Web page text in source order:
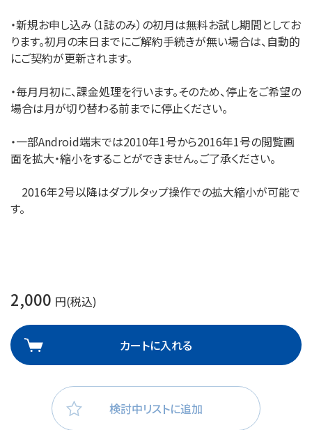
・新規お申し込み（1誌のみ）の初月は無料お試し期間としてお
ります。初月の末日までにご解約手続きが無い場合は、自動的
にご契約が更新されます。
・毎月月初に、課金処理を行います。そのため、停止をご希望の
場合は月が切り替わる前までに停止ください。
・一部Android端末では2010年1号から2016年1号の閲覧画
面を拡大・縮小をすることができません。ご了承ください。
2016年2号以降はダブルタップ操作での拡大縮小が可能で
す。
2,000 円(税込)
カートに入れる
検討中リストに追加